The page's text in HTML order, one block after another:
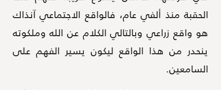
الحقبة منذ ألفي عام، فالواقع الاجتماعي آنذاك
هو واقع زراعي وبالتالي الكلام عن الله وملكوته
ينحدر من هذا الواقع ليكون يسير الفهم على
السامعين.